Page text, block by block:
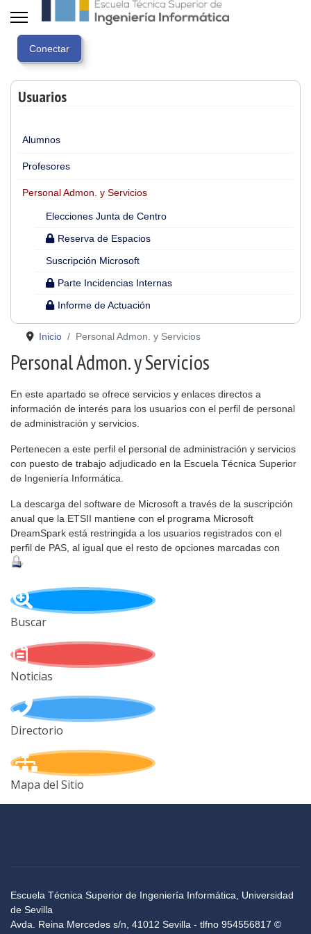
Usuarios
Alumnos
Profesores
Personal Admon. y Servicios
Elecciones Junta de Centro
Reserva de Espacios
Suscripción Microsoft
Parte Incidencias Internas
Informe de Actuación
Inicio Personal Admon. y Servicios
Personal Admon. y Servicios
En este apartado se ofrece servicios y enlaces directos a
información de interés para los usuarios con el perfil de personal
de administración y servicios.
Pertenecen a este perfil el personal de administración y servicios
con puesto de trabajo adjudicado en la Escuela Técnica Superior
de Ingeniería Informática.
La descarga del software de Microsoft a través de la suscripción
anual que la ETSII mantiene con el programa Microsoft
DreamSpark está restringida a los usuarios registrados con el
perfil de PAS, al igual que el resto de opciones marcadas con
Buscar
Noticias
Directorio
Mapa del Sitio
Escuela Técnica Superior de Ingeniería Informática, Universidad
de Sevilla
Avda. Reina Mercedes s/n, 41012 Sevilla - tlfno 954556817 ©